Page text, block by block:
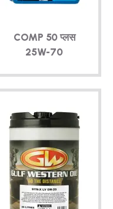
COMP 50 प्लस
25W-70